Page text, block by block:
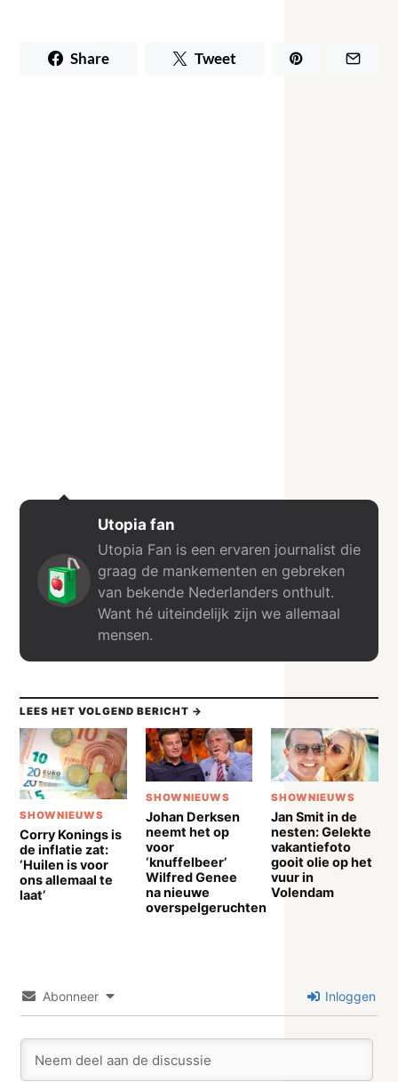
Share Tweet
Utopia fan
Utopia Fan is een ervaren journalist die
graag de mankementen en gebreken
van bekende Nederlanders onthult.
Want hé uiteindelijk zijn we allemaal
mensen.
LEES HET VOLGEND BERICHT →
SHOWNIEUWS
Corry Konings is
de inflatie zat:
‘Huilen is voor
ons allemaal te
laat’
SHOWNIEUWS
Johan Derksen
neemt het op
voor
‘knuffelbeer’
Wilfred Genee
na nieuwe
overspelgeruchten
SHOWNIEUWS
Jan Smit in de
nesten: Gelekte
vakantiefoto
gooit olie op het
vuur in
Volendam
Abonneer Inloggen